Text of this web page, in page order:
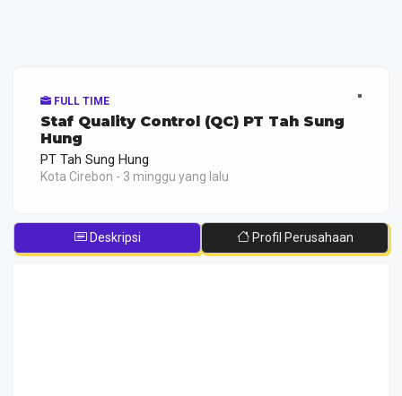
FULL TIME
Staf Quality Control (QC) PT Tah Sung
Hung
PT Tah Sung Hung
Kota Cirebon - 3 minggu yang lalu
Deskripsi Profil Perusahaan